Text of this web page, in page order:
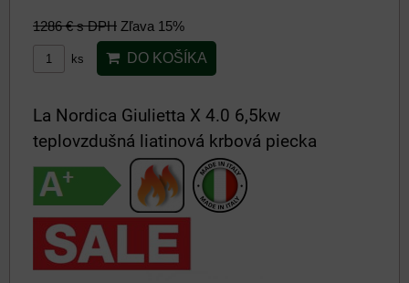
1286 €s DPH Zľava 15%
ks DO KOŠÍKA
La Nordica Giulietta X 4.0 6,5kw
teplovzdušná liatinová krbová piecka